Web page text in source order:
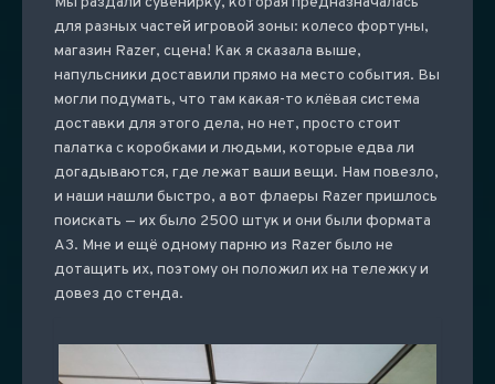
для разных частей игровой зоны: колесо фортуны,
магазин Razer, сцена! Как я сказала выше,
напульсники доставили прямо на место события. Вы
могли подумать, что там какая-то клёвая система
доставки для этого дела, но нет, просто стоит
палатка с коробками и людьми, которые едва ли
догадываются, где лежат ваши вещи. Нам повезло,
и наши нашли быстро, а вот флаеры Razer пришлось
поискать — их было 2500 штук и они были формата
А3. Мне и ещё одному парню из Razer было не
дотащить их, поэтому он положил их на тележку и
довез до стенда.